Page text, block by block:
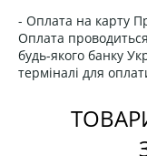
- Оплата на карту
Оплата
будь-якого банку
терміналі для